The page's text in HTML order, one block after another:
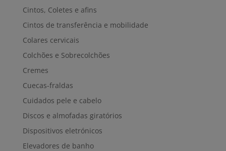
Cintos, Coletes e afins
Cintos de transferência e mobilidade
Colares cervicais
Colchões e Sobrecolchões
Cremes
Cuecas-fraldas
Cuidados pele e cabelo
Discos e almofadas giratórios
Dispositivos eletrónicos
Elevadores de banho